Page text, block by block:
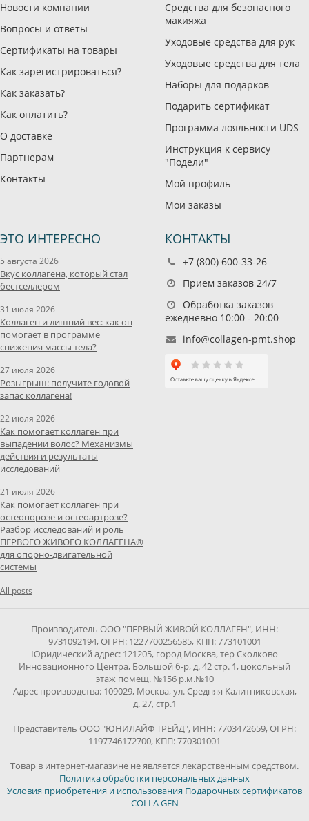
Новости компании
Вопросы и ответы
Сертификаты на товары
Как зарегистрироваться?
Как заказать?
Как оплатить?
О доставке
Партнерам
Контакты
Средства для безопасного
макияжа
Уходовые средства для рук
Уходовые средства для тела
Наборы для подарков
Подарить сертификат
Программа лояльности UDS
Инструкция к сервису
"Подели"
Мой профиль
Мои заказы
ЭТО ИНТЕРЕСНО
5 августа 2026
Вкус коллагена, который стал
бестселлером
31 июля 2026
Коллаген и лишний вес: как он
помогает в программе
снижения массы тела?
27 июля 2026
Розыгрыш: получите годовой
запас коллагена!
22 июля 2026
Как помогает коллаген при
выпадении волос? Механизмы
действия и результаты
исследований
21 июля 2026
Как помогает коллаген при
остеопорозе и остеоартрозе?
Разбор исследований и роль
ПЕРВОГО ЖИВОГО КОЛЛАГЕНА®
для опорно-двигательной
системы
All posts
КОНТАКТЫ
+7 (800) 600-33-26
Прием заказов 24/7
Обработка заказов
ежедневно 10:00 - 20:00
info@collagen-pmt.shop
Производитель ООО "ПЕРВЫЙ ЖИВОЙ КОЛЛАГЕН", ИНН:
9731092194, ОГРН: 1227700256585, КПП: 773101001
Юридический адрес: 121205, город Москва, тер Сколково
Инновационного Центра, Большой б-р, д. 42 стр. 1, цокольный
этаж помещ. №156 р.м.№10
Адрес производства: 109029, Москва, ул. Средняя Калитниковская,
д. 27, стр.1
Представитель ООО "ЮНИЛАЙФ ТРЕЙД", ИНН: 7703472659, ОГРН:
1197746172700, КПП: 770301001
Товар в интернет-магазине не является лекарственным средством.
Политика обработки персональных данных
Условия приобретения и использования Подарочных сертификатов
COLLA GEN